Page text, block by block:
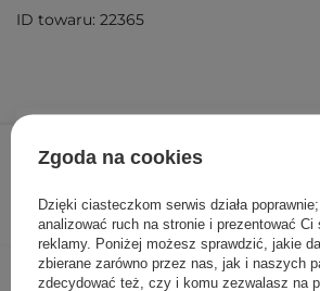
ID towaru: 22365
Inni klienci
Zgoda na cookies
Dzięki ciasteczkom serwis działa
analizować ruch na stronie i prezentować Ci
reklamy. Poniżej możesz sprawdzić, jakie
zbierane zarówno przez nas, jak i naszych
zdecydować też, czy i komu zezwalasz na